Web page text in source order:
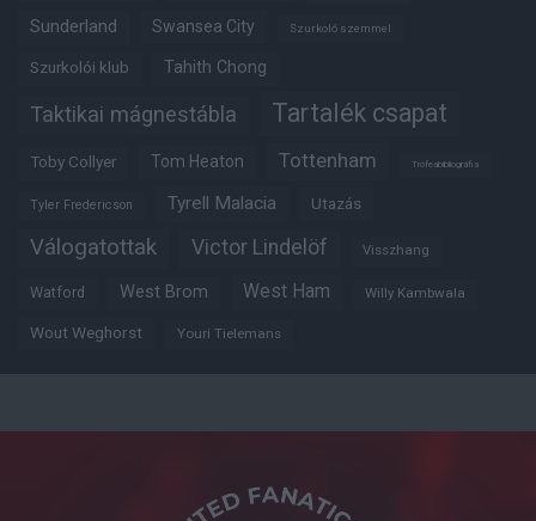
Sunderland Swansea City Szurkoló szemmel
Szurkolói klub Tahith Chong
Taktikai mágnestábla Tartalék csapat
Toby Collyer Tom Heaton Tottenham Trófeabibliográfia
Tyler Fredericson Tyrell Malacia Utazás
Válogatottak Victor Lindelöf Visszhang
Watford West Brom West Ham Willy Kambwala
Wout Weghorst Youri Tielemans